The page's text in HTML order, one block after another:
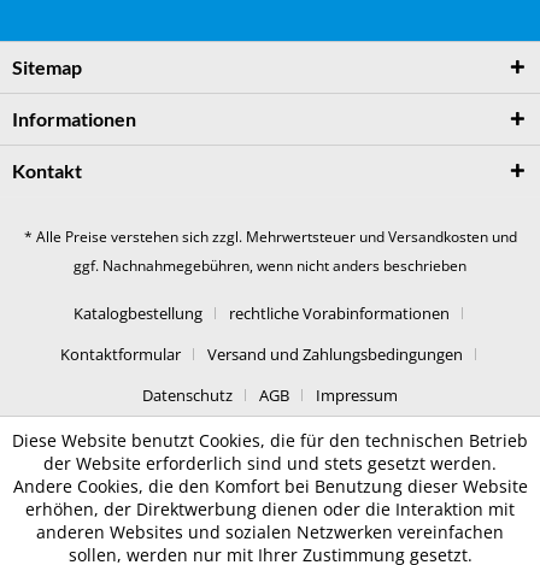
Sitemap
Informationen
Kontakt
* Alle Preise verstehen sich zzgl. Mehrwertsteuer undVersandkostenund
ggf. Nachnahmegebühren, wenn nicht anders beschrieben
Katalogbestellung
rechtliche Vorabinformationen
Kontaktformular
Versand und Zahlungsbedingungen
Datenschutz
AGB Impressum
Diese Website benutzt Cookies, die für den technischen Betrieb
der Website erforderlich sind und stets gesetzt werden.
Andere Cookies, die den Komfort bei Benutzung dieser Website
erhöhen, der Direktwerbung dienen oder die Interaktion mit
anderen Websites und sozialen Netzwerken vereinfachen
sollen, werden nur mit Ihrer Zustimmung gesetzt.